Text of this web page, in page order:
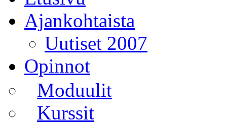
Ajankohtaista
Uutiset 2007
Opinnot
Moduulit
Kurssit